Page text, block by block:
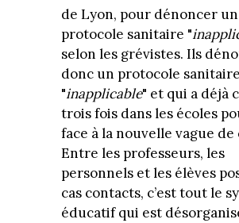
de Lyon, pour dénoncer un
protocole sanitaire "
selon les grévistes. Ils
donc un protocole sanitaire
"inapplicable" et qui a déjà
trois fois dans les écoles
face à la nouvelle vague de
Entre les professeurs, les
personnels et les élèves
cas contacts, c’est tout le
éducatif qui est